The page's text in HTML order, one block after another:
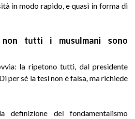
in modo rapido, e quasi in forma di
tutti i musulmani sono
la ripetono tutti, dal presidente
per sé la tesi non è falsa, ma richiede
definizione del fondamentalismo